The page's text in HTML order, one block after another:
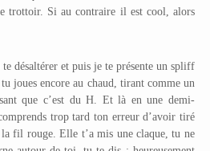
trottoir. Si au contraire il est cool, alors
te désaltérer et puis je te présente un spliff
joues encore au chaud, tirant comme un
que c’est du H. Et là en une demi-
trop tard ton erreur d’avoir tiré
fil rouge. Elle t’a mis une claque, tu ne